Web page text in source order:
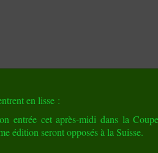
en lisse :
entrée cet après-midi dans la
édition seront opposés à la Suisse.